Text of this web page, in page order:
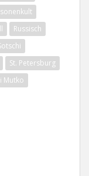
Russisch
St. Petersburg
Mutko